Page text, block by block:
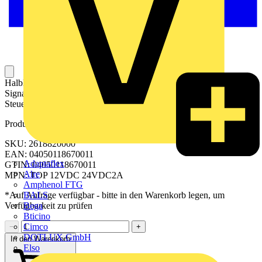
Adaptaflex
Alre
Amphenol FTG
BALS
Bega
Bticino
Cimco
DOTLUX GmbH
Elso
Halbleiterrelais für das Schalten und Verstärken von digitalen
Signalen. Das Relais arbeitet verschleißfrei und geräuschlos.
Steuerstromkreis und Laststromkreis sind galvanisch getrennt.
Produktkennzeichen
SKU: 2618820000
EAN: 04050118670011
GTIN: 04050118670011
MPN: TOP 12VDC 24VDC2A
*Auf Anfrage verfügbar - bitte in den Warenkorb legen, um
Verfügbarkeit zu prüfen
−
+
In den Warenkorb